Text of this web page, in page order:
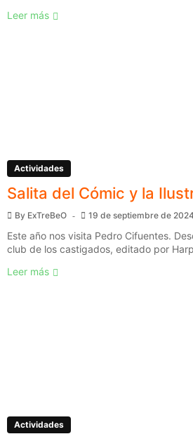
Leer más
Actividades
Salita del Cómic y la
By ExTreBeO 19 de septiembre de 2024
Este año nos visita Pedro Cifuentes.
club de los castigados, editado por
Leer más
Actividades